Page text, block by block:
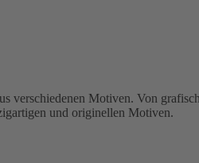
Motiven. Von
und originellen Motiven.